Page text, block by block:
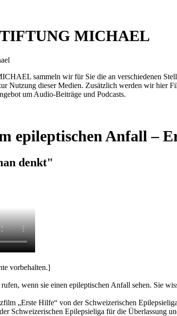
MICHAEL
sammeln wir für Sie die an verschiedenen
Nutzung dieser Medien. Zusätzlich werden wir hier
um Audio-Beiträge und Podcasts.
epileptischen Anfall –
denkt"
vorbehalten.]
wenn sie einen epileptischen Anfall sehen. Sie
„Erste Hilfe“ von der Schweizerischen
Schweizerischen Epilepsieliga für die Überlassung